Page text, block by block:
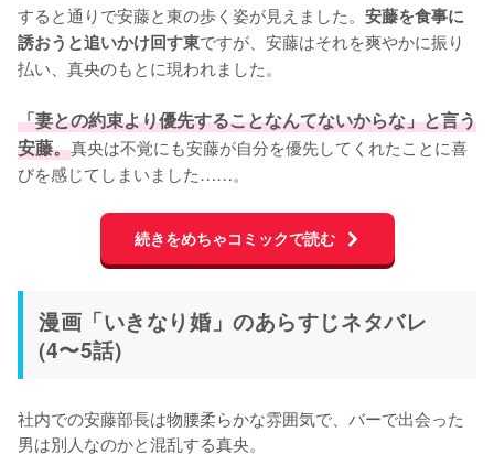
すると通りで安藤と東の歩く姿が見えました。 安藤を食事に
誘おうと追いかけ回す東ですが、安藤はそれを爽やかに振り
払い、真央のもとに現われました。
「妻との約束より優先することなんてないからな」と言う
安藤。真央は不覚にも安藤が自分を優先してくれたことに喜
びを感じてしまいました……。
続きをめちゃコミックで読む
漫画「いきなり婚」のあらすじネタバレ
(4〜5話)
社内での安藤部長は物腰柔らかな雰囲気で、バーで出会った
男は別人なのかと混乱する真央。